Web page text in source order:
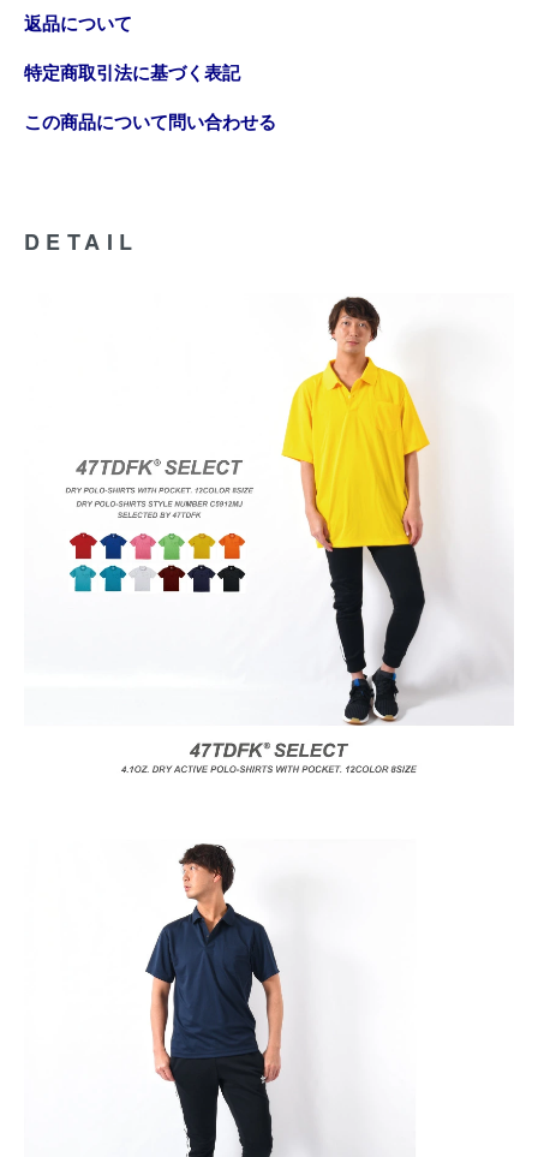
返品について
特定商取引法に基づく表記
この商品について問い合わせる
DETAIL